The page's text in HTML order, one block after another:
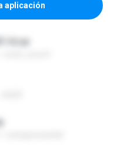
aplicación